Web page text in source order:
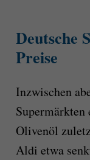
Deutsche
Preise
Inzwischen
Supermärkten
Olivenöl
Aldi etwa